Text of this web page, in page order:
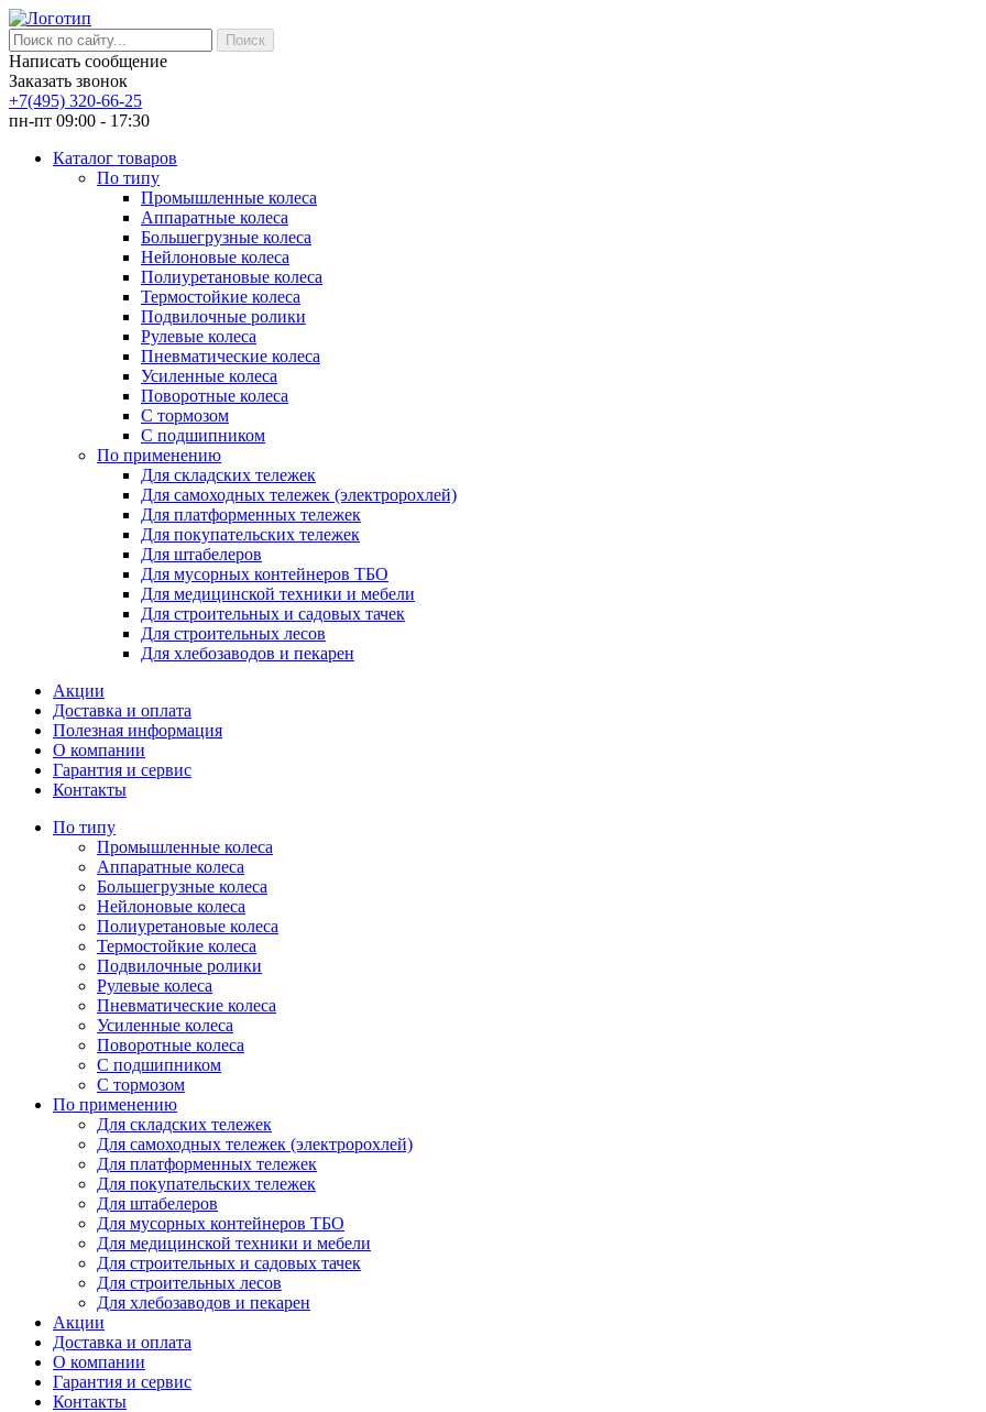
Написать сообщение
Заказать звонок
+7(495) 320-66-25
пн-пт 09:00 - 17:30
Каталог товаров
По типу
Промышленные колеса
Аппаратные колеса
Большегрузные колеса
Нейлоновые колеса
Полиуретановые колеса
Термостойкие колеса
Подвилочные ролики
Рулевые колеса
Пневматические колеса
Усиленные колеса
Поворотные колеса
С тормозом
С подшипником
По применению
Для складских тележек
Для самоходных тележек (электророхлей)
Для платформенных тележек
Для покупательских тележек
Для штабелеров
Для мусорных контейнеров ТБО
Для медицинской техники и мебели
Для строительных и садовых тачек
Для строительных лесов
Для хлебозаводов и пекарен
Акции
Доставка и оплата
Полезная информация
О компании
Гарантия и сервис
Контакты
По типу
Промышленные колеса
Аппаратные колеса
Большегрузные колеса
Нейлоновые колеса
Полиуретановые колеса
Термостойкие колеса
Подвилочные ролики
Рулевые колеса
Пневматические колеса
Усиленные колеса
Поворотные колеса
С подшипником
С тормозом
По применению
Для складских тележек
Для самоходных тележек (электророхлей)
Для платформенных тележек
Для покупательских тележек
Для штабелеров
Для мусорных контейнеров ТБО
Для медицинской техники и мебели
Для строительных и садовых тачек
Для строительных лесов
Для хлебозаводов и пекарен
Акции
Доставка и оплата
О компании
Гарантия и сервис
Контакты